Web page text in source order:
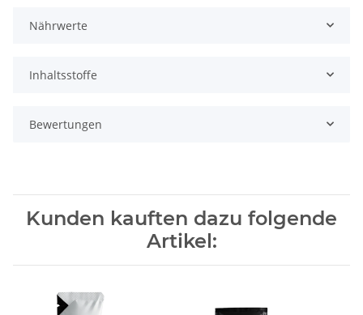
Nährwerte
Inhaltsstoffe
Bewertungen
Kunden kauften dazu folgende
Artikel: